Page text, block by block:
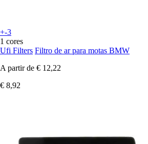
+-3
1 cores
Ufi Filters Filtro de ar para motas BMW
A partir de € 12,22
€ 8,92